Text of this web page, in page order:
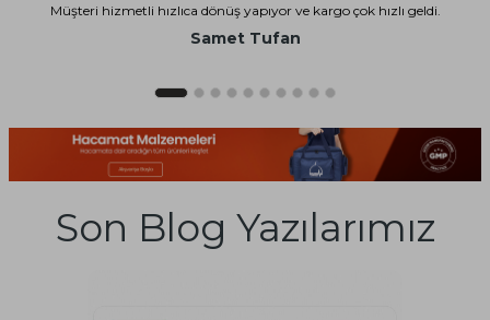
Müşteri hizmetli hızlıca dönüş yapıyor ve kargo çok hızlı geldi.
Samet Tufan
Son Blog Yazılarımız